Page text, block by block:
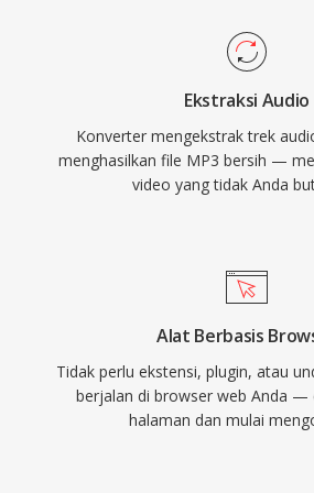
dukungan terbatas di Windows
tetap ada dalam arsip media
diproses oleh alat video pihak
media, sistem operasi, dan
Ekstraksi Audio
Konverter mengekstrak trek
menghasilkan file MP3 bersih —
video yang tidak Anda
Alat Berbasis
Tidak perlu ekstensi, plugin, atau
berjalan di browser web Anda —
halaman dan mulai